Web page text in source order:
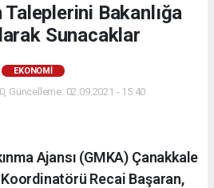
Taleplerini Bakanlığa
Sunacaklar
EKONOMI
Güncelleme: 02.09.2021 - 15:40
Ajansı (GMKA) Çanakkale
Recai Başaran,